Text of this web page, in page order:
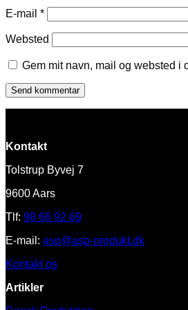
E-mail *
Websted
Gem mit navn, mail og websted i
Kontakt
Tolstrup Byvej 7
9600 Aars
Tlf: 98 66 92 69
E-mail: asp@asp-produkt.dk
Kontakt os
Artikler